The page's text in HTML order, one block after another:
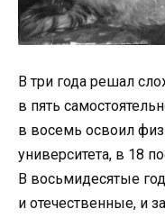
В три года решал
в пять
в восемь освоил
университета, в 18
В восьмидесятые
и отечественные, и